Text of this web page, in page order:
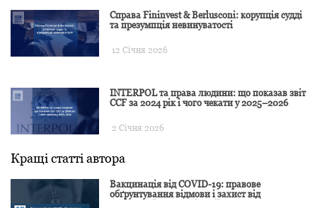
Справа Fininvest & Berlusconi: корупція судді
та презумпція невинуватості
12 Січня 2026
INTERPOL та права людини: що показав звіт
CCF за 2024 рік і чого чекати у 2025–2026
2 Січня 2026
Кращі статті автора
Вакцинація від COVID-19: правове
обґрунтування відмови і захист від